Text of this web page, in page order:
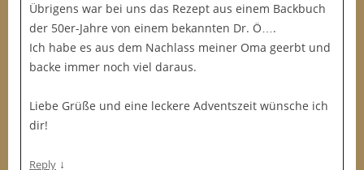
Übrigens war bei uns das Rezept aus einem Backbuch
der 50er-Jahre von einem bekannten Dr. Ö….
Ich habe es aus dem Nachlass meiner Oma geerbt und
backe immer noch viel daraus.
Liebe Grüße und eine leckere Adventszeit wünsche ich
dir!
Reply ↓